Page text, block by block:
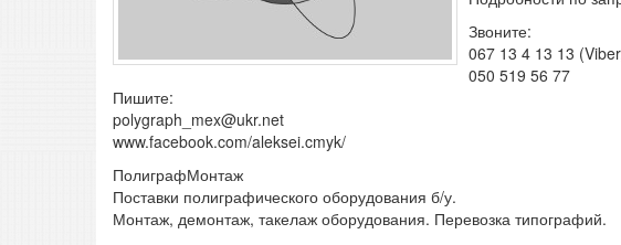
Звоните:
067 13 4 13 13
050 519 56 77
Пишите:
polygraph_mex@ukr.net
www.facebook.com/aleksei.cmyk/
ПолиграфМонтаж
Поставки полиграфического оборудования б/у.
Монтаж, демонтаж, такелаж оборудования. Перевозка типографий.